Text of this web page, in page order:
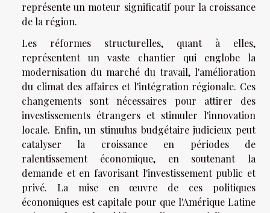
représente un moteur significatif pour la croissance
de la région.
Les réformes structurelles, quant à elles,
représentent un vaste chantier qui englobe la
modernisation du marché du travail, l'amélioration
du climat des affaires et l'intégration régionale. Ces
changements sont nécessaires pour attirer des
investissements étrangers et stimuler l'innovation
locale. Enfin, un stimulus budgétaire judicieux peut
catalyser la croissance en périodes de
ralentissement économique, en soutenant la
demande et en favorisant l'investissement public et
privé. La mise en œuvre de ces politiques
économiques est capitale pour que l'Amérique Latine